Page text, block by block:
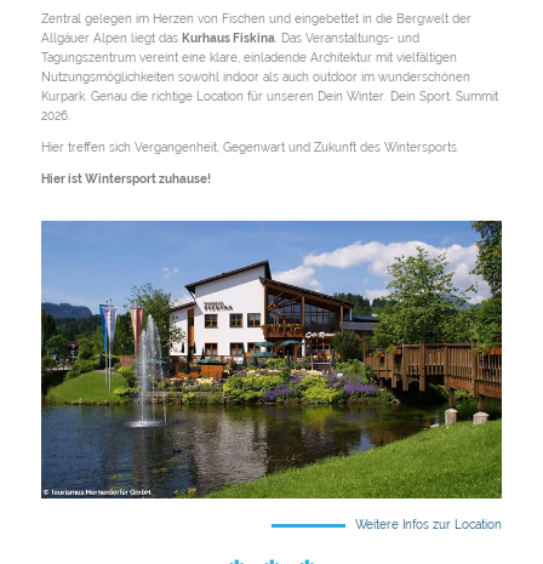
Zentral gelegen im Herzen von Fischen und eingebettet in die Bergwelt der
Allgäuer Alpen liegt das Kurhaus Fiskina . Das Veranstaltungs- und
Tagungszentrum vereint eine klare, einladende Architektur mit vielfältigen
Nutzungsmöglichkeiten sowohl indoor als auch outdoor im wunderschönen
Kurpark. Genau die richtige Location für unseren Dein Winter. Dein Sport. Summit
2026.
Hier treffen sich Vergangenheit, Gegenwart und Zukunft des Wintersports.
Hier ist Wintersport zuhause!
Weitere Infos zur Location